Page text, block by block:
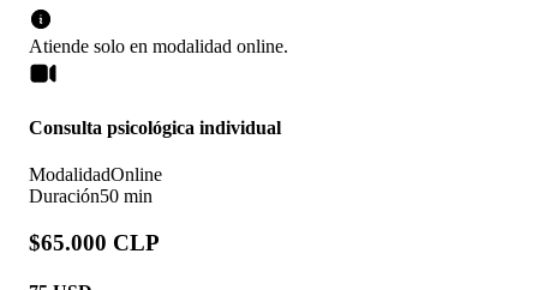
Atiende solo en modalidad online.
Consulta psicológica individual
ModalidadOnline
Duración50 min
$65.000 CLP